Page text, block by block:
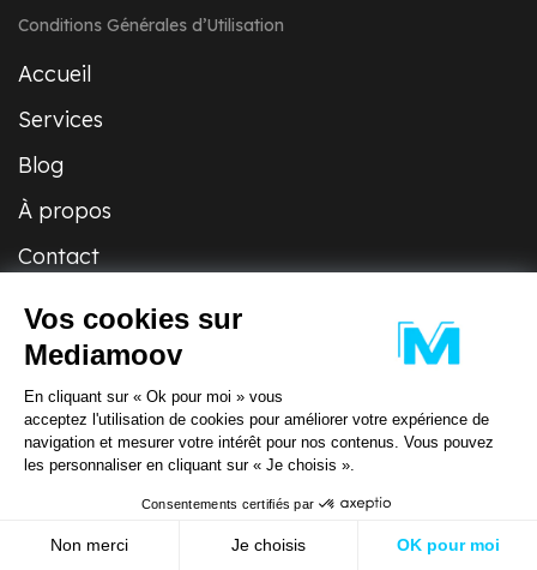
Conditions Générales d’Utilisation
Accueil
Services
Blog
À propos
Contact
Tous les droits sont réservés
Vos cookies sur
Mediamoov
En cliquant sur « Ok pour moi » vous
acceptez l'utilisation de cookies pour améliorer votre expérience de
navigation et mesurer votre intérêt pour nos contenus. Vous pouvez
les personnaliser en cliquant sur « Je choisis ».
Consentements certifiés par
Non merci Je choisis OK pour moi